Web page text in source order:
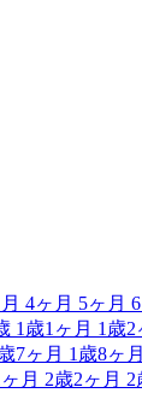
4ヶ月 5ヶ月
1歳1ヶ月 1歳2
7ヶ月 1歳8ヶ月
月 2歳2ヶ月 2